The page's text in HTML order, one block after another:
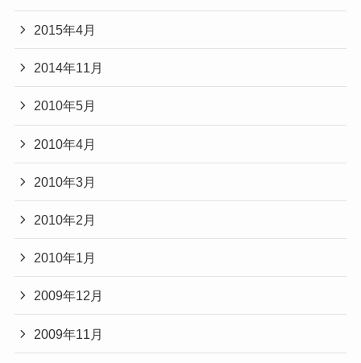
2015年4月
2014年11月
2010年5月
2010年4月
2010年3月
2010年2月
2010年1月
2009年12月
2009年11月